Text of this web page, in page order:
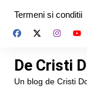
content
Termeni si conditii
De Cristi
Un blog de Cristi